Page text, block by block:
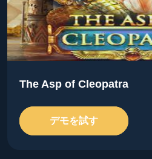
The Asp of Cleopatra
デモを試す